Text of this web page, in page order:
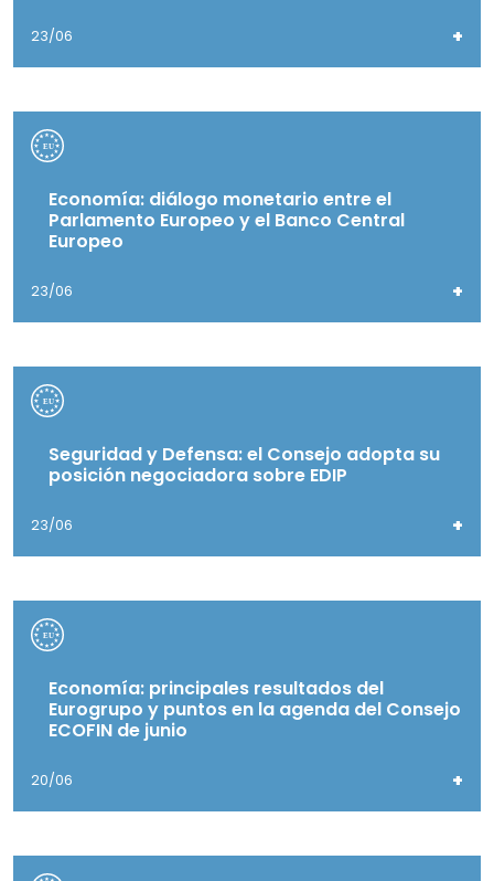
23/06 +
Economía: diálogo monetario entre el
Parlamento Europeo y el Banco Central
Europeo
23/06 +
Seguridad y Defensa: el Consejo adopta su
posición negociadora sobre EDIP
23/06 +
Economía: principales resultados del
Eurogrupo y puntos en la agenda del Consejo
ECOFIN de junio
20/06 +